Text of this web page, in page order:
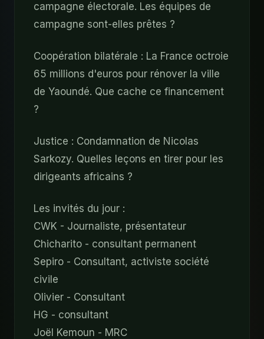
campagne électorale. Les équipes de
campagne sont-elles prêtes ?
Coopération bilatérale : La France octroie
65 millions d'euros pour rénover la ville
de Yaoundé. Que cache ce financement
?
Justice : Condamnation de Nicolas
Sarkozy. Quelles leçons en tirer pour les
dirigeants africains ?
Les invités du jour :
CWK - Journaliste, présentateur
Chicharito - consultant permanent
Sepiro - Consultant, activiste société
civile
Olivier - Consultant
HG - consultant
Joël Kemoun - MRC